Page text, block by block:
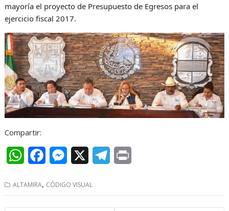
mayoría el proyecto de Presupuesto de Egresos para el
ejercicio fiscal 2017.
Compartir:
W
a
t
c
e
M
s
s
e
n
ALTAMIRA, CÓDIGO VISUAL